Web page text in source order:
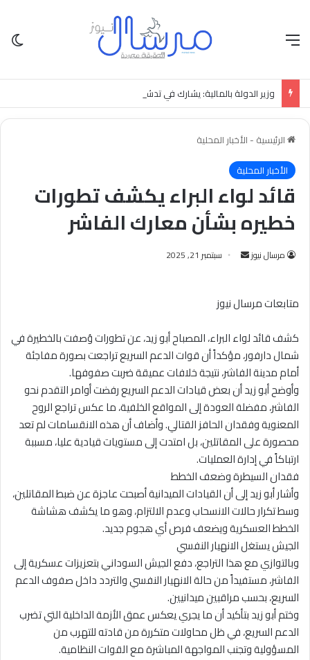
القائمة
وزير الدولة بالمالية: يشارك في تدشين منصة بيان الرقمية.
الرئيسية - الأخبار المحلية
الأخبار المحلية
قائد لواء البراء يكشف تطورات
خطيره بشأن معارك الفاشر
مرسال نيوز
أرسل سبتمبر 21, 2025
متابعات مرسال نيوز
كشف قائد لواء البراء، المصباح أبو زيد، عن تطورات وُصفت بالخطيرة في
شمال دارفور، مؤكداً أن قوات الدعم السريع تراجعت بصورة مفاجئة
أمام مدينة الفاشر، نتيجة خلافات عميقة ضربت صفوفها.
وأوضح أبو زيد أن بعض قيادات الدعم السريع رفضت أوامر التقدم نحو
الفاشر، مفضلة العودة إلى المواقع الخلفية، ما عكس تراجع الروح
المعنوية وفقدان الحافز القتالي. وأضاف أن هذه الانقسامات لم تعد
محصورة على المقاتلين، بل امتدت إلى مستويات قيادية عليا، مسببة
ارتباكاً في إدارة العمليات.
فقدان السيطرة وضعف الخطط
وأشار أبو زيد إلى أن القيادات الميدانية أصبحت عاجزة عن ضبط المقاتلين،
وسط تكرار حالات الانسحاب وعدم الالتزام، وهو ما يكشف هشاشة
الخطط العسكرية ويضعف فرص أي هجوم جديد.
الجيش يستغل الانهيار النفسي
وبالتوازي مع هذا التراجع، دفع الجيش السوداني بتعزيزات عسكرية إلى
الفاشر، مستفيداً من حالة الانهيار النفسي والتردد داخل صفوف الدعم
السريع، بحسب مراقبين ميدانيين.
وختم أبو زيد بتأكيد أن ما يجري يعكس عمق الأزمة الداخلية التي تضرب
الدعم السريع، في ظل محاولات متكررة من قادته للتهرب من
المسؤولية وتجنب المواجهة المباشرة مع القوات النظامية.